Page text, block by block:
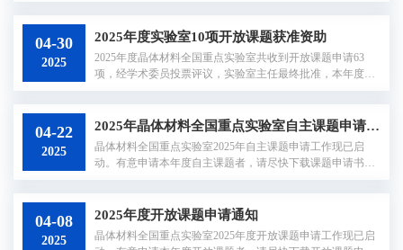
执行（链接如下）。https://rsrc.sdu.edu.cn/rscx/info/1367/7445.
（二）工作地点：山东济南（章丘基地）。三、岗位职责及
岗位条件（一）岗位职责...
04-30
2025
2025年度实验室10项开放课题获准资助
2025年度晶体材料全国重点实验室共收到开放课题申请63
项，经学术委员投票评议，实验室主任最终批准，本年度共
04-22
2025
2025年晶体材料全国重点实验室自主课题申请通知
晶体材料全国重点实验室2025年自主课题申请工作现已启
动。有意申请本年度自主课题者，请尽快下载课题申请书
cn，将签字纸质版课题申请书1份递/寄送地址：山东省济南
收件人：赵老师，联系电话：0531-88364315。课题申请指南
04-08
2025
2025年度开放课题申请通知
晶体材料全国重点实验室2025年度开放课题申请工作现已启